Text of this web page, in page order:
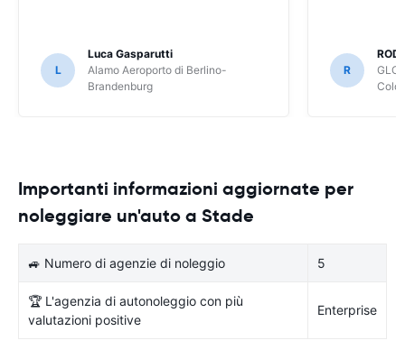
L
Luca Gasparutti
Alamo Aeroporto di Berlino-
Brandenburg
R
Importanti informazioni aggiornate per
noleggiare un'auto a Stade
🚙 Numero di agenzie di noleggio 5
🏆 L'agenzia di autonoleggio con più
valutazioni positive
Enterprise